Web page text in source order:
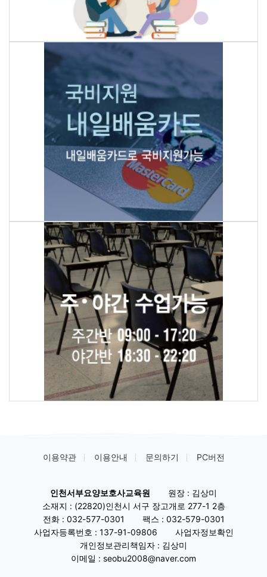
이용약관 이용안내 문의하기 PC버전
인천서부요양보호사교육원
원장 : 김상미
소재지 : (22820)인천시 서구 장고개로 277-1 2층
전화 : 032-577-0301 팩스 : 032-579-0301
사업자등록번호 : 137-91-09806
사업자정보확인
개인정보관리책임자 : 김상미
이메일 : seobu2008@naver.com